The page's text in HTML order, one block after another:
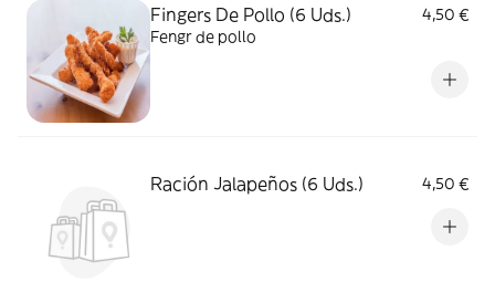
Fingers De Pollo (6 Uds.)
4,50 €
Fengr de pollo
Ración Jalapeños (6 Uds.) 4,50 €